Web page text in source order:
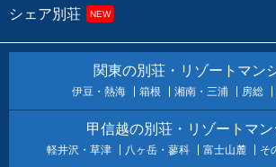
シェア別荘 NEW
関東の別荘・リゾートマン
伊豆・熱海 箱根 湘南・三浦 房総
甲信越の別荘・リゾートマン
軽井沢・草津 八ヶ岳・蓼科 富士山麓 そ